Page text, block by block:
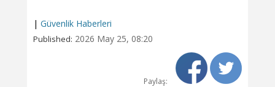
| Güvenlik Haberleri
Published: 2026 May 25, 08:20
Paylaş: